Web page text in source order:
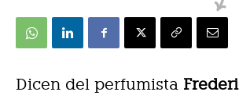
Dicen del perfumista